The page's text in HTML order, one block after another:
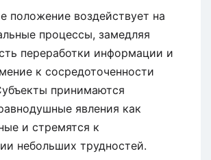
положение воздействует на
процессы, замедляя
переработки информации и
к сосредоточенности
принимаются
явления как
и стремятся к
небольших трудностей.